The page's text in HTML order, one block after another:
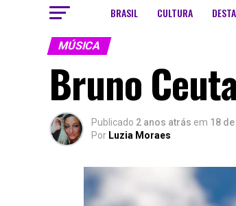
BRASIL CULTURA
MÚSICA
Bruno
Publicado 2 anos atrás em 18
Por Luzia Moraes